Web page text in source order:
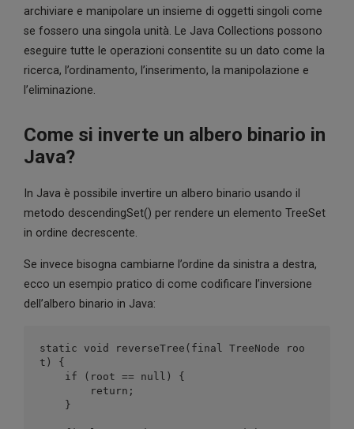
archiviare e manipolare un insieme di oggetti singoli come
se fossero una singola unità. Le Java Collections possono
eseguire tutte le operazioni consentite su un dato come la
ricerca, l’ordinamento, l’inserimento, la manipolazione e
l’eliminazione.
Come si inverte un albero binario in
Java?
In Java è possibile invertire un albero binario usando il
metodo descendingSet() per rendere un elemento TreeSet
in ordine decrescente.
Se invece bisogna cambiarne l’ordine da sinistra a destra,
ecco un esempio pratico di come codificare l’inversione
dell’albero binario in Java:
static void reverseTree(final TreeNode roo
t) {